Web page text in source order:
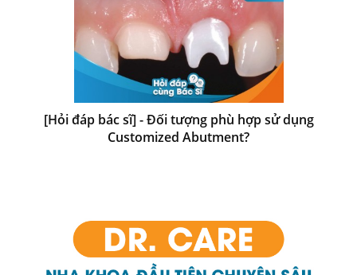
[Hỏi đáp bác sĩ] - Đối tượng phù hợp sử dụng
Customized Abutment?